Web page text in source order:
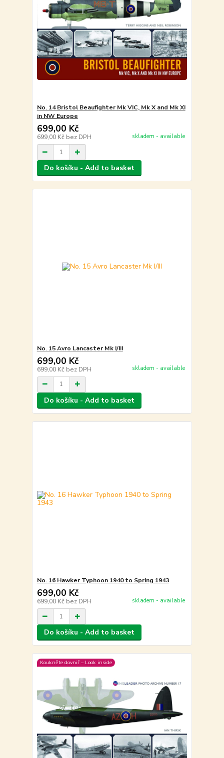
No. 14 Bristol Beaufighter Mk VIC, Mk X and Mk XI
in NW Europe
699,00 Kč
699,00 Kč bez DPH skladem - available
Do košíku - Add to basket
No. 15 Avro Lancaster Mk I/III
699,00 Kč
699,00 Kč bez DPH skladem - available
Do košíku - Add to basket
No. 16 Hawker Typhoon 1940 to Spring 1943
699,00 Kč
699,00 Kč bez DPH skladem - available
Do košíku - Add to basket
Koukněte dovniř – Look inside